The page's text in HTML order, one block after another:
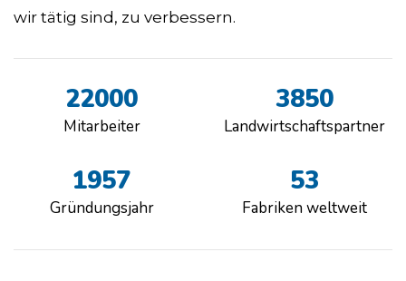
wir tätig sind, zu verbessern.
22000
Mitarbeiter
3850
Landwirtschaftspartner
1957
Gründungsjahr
53
Fabriken weltweit